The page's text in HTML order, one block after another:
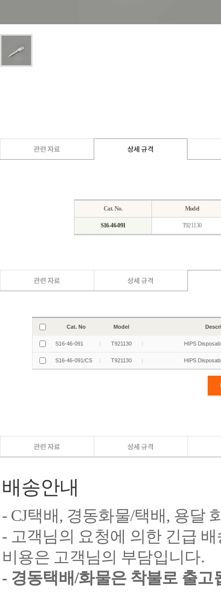
Cat. No. Model
S16-46-091 T921130
배송안내
- CJ택배, 경동화물/택배, 용달
- 고객님의 요청에 의한 긴급
비용은 고객님의 부담입니다.
- 경동택배/화물은 착불로 출고